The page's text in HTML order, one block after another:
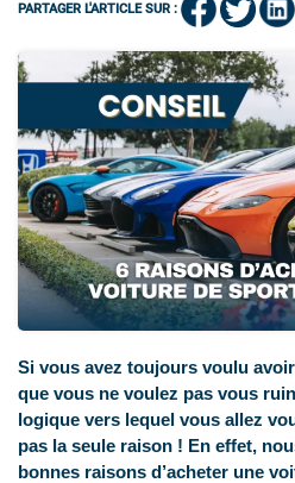
PARTAGER L'ARTICLE SUR :
Si vous avez toujours voulu
que vous ne voulez pas vous
logique vers lequel vous allez
pas la seule raison ! En effet,
bonnes raisons d’acheter une